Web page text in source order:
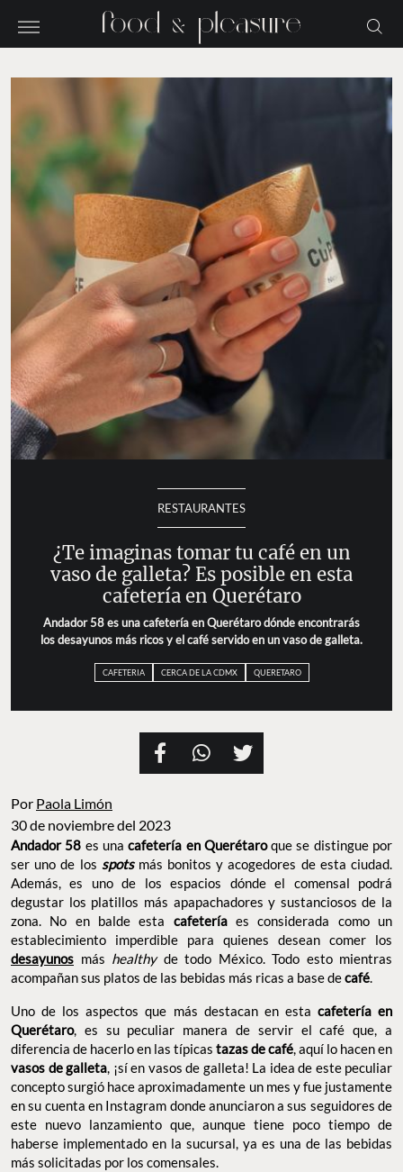
RESTAURANTES
¿Te imaginas tomar tu café en un
vaso de galleta? Es posible en esta
cafetería en Querétaro
Andador 58 es una cafetería en Querétaro dónde encontrarás
los desayunos más ricos y el café servido en un vaso de galleta.
CAFETERIA CERCA DE LA CDMX QUERETARO
Por Paola Limón
30 de noviembre del 2023
Andador 58 es unacafetería en Querétaroque se distingue por
ser uno de los spots más bonitos y acogedores de esta ciudad.
Además, es uno de los espacios dónde el comensal podrá
degustar los platillos más apapachadores y sustanciosos de la
zona. No en balde esta cafeteríaes considerada como un
establecimiento imperdible para quienes desean comer los
desayunos más healthy de todo México. Todo esto mientras
acompañan sus platos de las bebidas más ricas a base decafé.
Uno de los aspectos que más destacan en esta cafetería en
Querétaro, es su peculiar manera de servir el café que, a
diferencia de hacerlo en las típicas tazas de café, aquí lo hacen en
vasos de galleta, ¡sí en vasos de galleta! La idea de este peculiar
concepto surgió hace aproximadamente un mes y fue justamente
en su cuenta en Instagram donde anunciaron a sus seguidores de
este nuevo lanzamiento que, aunque tiene poco tiempo de
haberse implementado en la sucursal, ya es una de las bebidas
más solicitadas por los comensales.